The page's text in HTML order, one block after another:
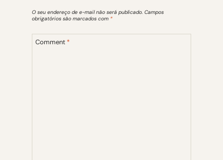
O seu endereço de e-mail não será publicado. Campos
obrigatórios são marcados com *
Comment *